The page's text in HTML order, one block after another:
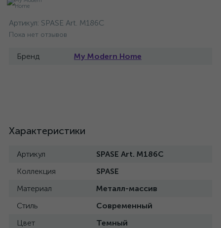
Артикул: SPASE Art. M186C
Пока нет отзывов
Бренд My Modern Home
Характеристики
Артикул
SPASE Art. M186C
Коллекция
SPASE
Материал
Металл-массив
Стиль
Современный
Цвет
Темный